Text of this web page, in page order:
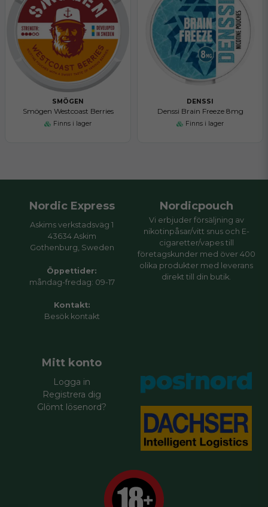
SMÖGEN
Smögen Westcoast Berries
Finns i lager
DENSSI
Denssi Brain Freeze 8mg
Finns i lager
Nordic Express
Askims verkstadsväg 1
43634 Askim
Gothenburg, Sweden
Öppettider:
måndag-fredag: 09-17
Kontakt:
Besök kontakt
Nordicpouch
Vi erbjuder försäljning av
nikotinpåsar/vitt snus och E-
cigaretter/vapes till
företagskunder med över 400
olika produkter med leverans
direkt till din butik.
Mitt konto
Logga in
Registrera dig
Glömt lösenord?